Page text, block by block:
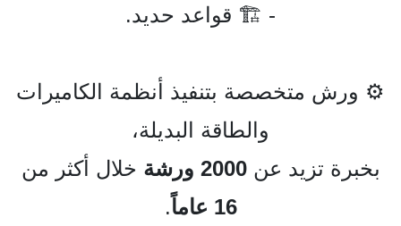
- 🏗️ قواعد حديد.
⚙️ ورش متخصصة بتنفيذ أنظمة الكاميرات
والطاقة البديلة،
بخبرة تزيد عن2000 ورشة
خلال أكثر من
16 عاماً
.